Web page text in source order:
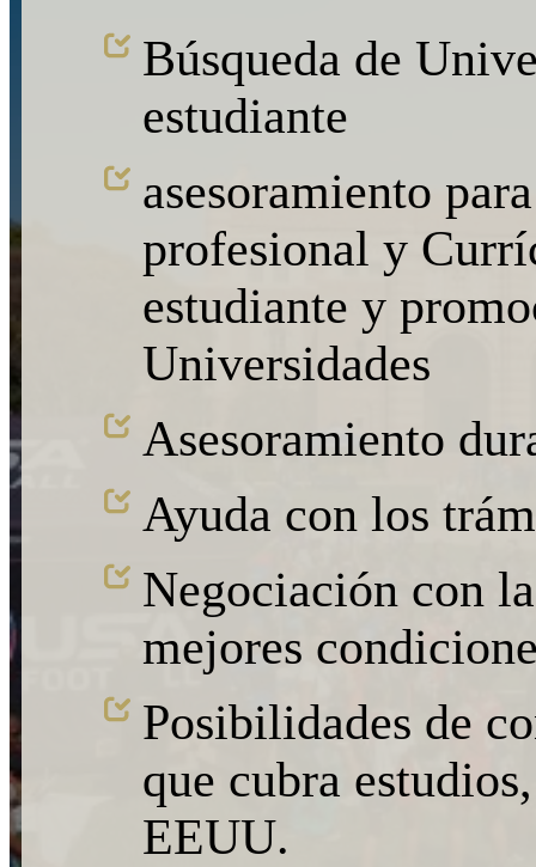
Búsqueda de
estudiante
asesoramiento
profesional y
estudiante y
Universidades
Asesoramiento
Ayuda con los
Negociación con
mejores
Posibilidades de
que cubra
EEUU.